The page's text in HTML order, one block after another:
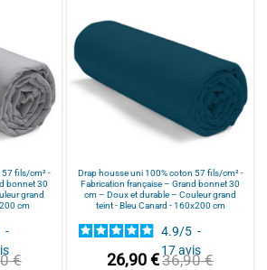
fils/cm² -
bonnet 30
grand
cm
-
€
Drap housse uni 100% coton 57 fils/cm² -
Fabrication française – Grand bonnet 30
cm – Doux et durable – Couleur grand
teint - Bleu Canard - 160x200 cm
4.9/5 -
17avis
26,90 €36,90 €